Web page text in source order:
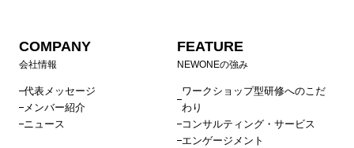
COMPANY
会社情報
代表メッセージ
メンバー紹介
ニュース
FEATURE
NEWONEの強み
ワークショップ型研修へのこだ
わり
コンサルティング・サービス
エンゲージメント